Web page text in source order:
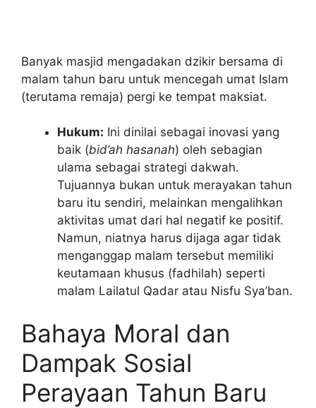
Banyak masjid mengadakan dzikir bersama di
malam tahun baru untuk mencegah umat Islam
(terutama remaja) pergi ke tempat maksiat.
Hukum: Ini dinilai sebagai inovasi yang
baik (bid’ah hasanah) oleh sebagian
ulama sebagai strategi dakwah.
Tujuannya bukan untuk merayakan tahun
baru itu sendiri, melainkan mengalihkan
aktivitas umat dari hal negatif ke positif.
Namun, niatnya harus dijaga agar tidak
menganggap malam tersebut memiliki
keutamaan khusus (fadhilah) seperti
malam Lailatul Qadar atau Nisfu Sya’ban.
Bahaya Moral dan
Dampak Sosial
Perayaan Tahun Baru